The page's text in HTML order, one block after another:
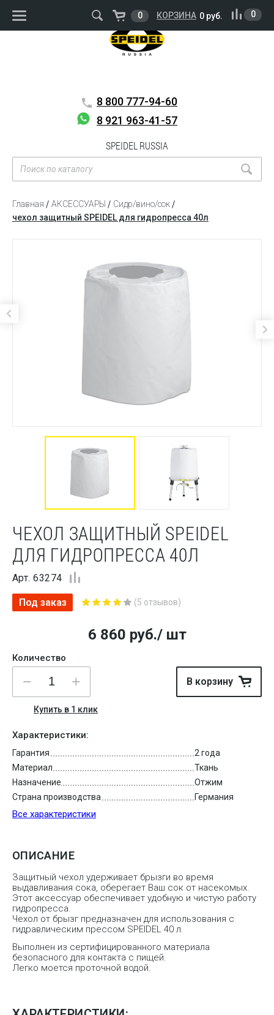
ВОЙТИ РЕГИСТРАЦИЯ
8 800 777-94-60
8 921 963-41-57
SPEIDEL RUSSIA
0 КОРЗИНА 0 руб. 0
Главная АКСЕССУАРЫ
Сидр/вино/сок
чехол защитный SPEIDEL для гидропресса 40л
ЧЕХОЛ ЗАЩИТНЫЙ SPEIDEL
ДЛЯ ГИДРОПРЕССА 40Л
Арт. 63274
Под заказ (5 отзывов)
6 860 руб./ шт
Количество
В корзину
Купить в 1 клик
Характеристики:
Все характеристики
Гарантия
2 года
Материал
Ткань
Назначение
Отжим
Страна производства
Германия
ОПИСАНИЕ
Защитный чехол удерживает брызги во время
выдавливания сока, оберегает Ваш сок от насекомых.
Этот аксессуар обеспечивает удобную и чистую работу
гидропресса.
Чехол от брызг предназначен для использования с
гидравлическим прессом SPEIDEL 40 л.
Выполнен из сертифицированного материала
безопасного для контакта с пищей.
Легко моется проточной водой.